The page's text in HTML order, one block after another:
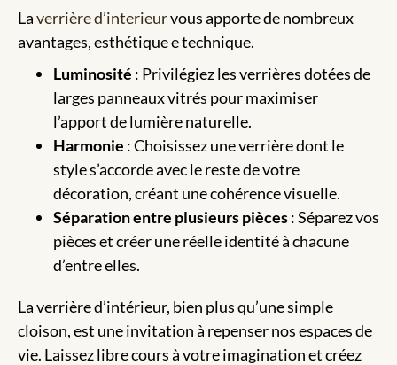
Laverrière d’interieurvous apporte de nombreux
avantages, esthétique e technique.
Luminosité : Privilégiez les verrières dotées de
larges panneaux vitrés pour maximiser
l’apport de lumière naturelle.
Harmonie : Choisissez une verrière dont le
style s’accorde avec le reste de votre
décoration, créant une cohérence visuelle.
Séparation entre plusieurs pièces: Séparez vos
pièces et créer une réelle identité à chacune
d’entre elles.
La verrière d’intérieur, bien plus qu’une simple
cloison, est une invitation à repenser nos espaces de
vie. Laissez libre cours à votre imagination et créez